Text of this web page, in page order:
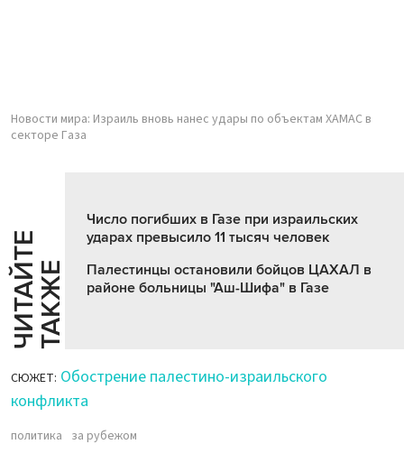
Новости мира: Израиль вновь нанес удары по объектам ХАМАС в
секторе Газа
Ч
И
Т
АЙ
Т
Е
Т
А
К
ЖЕ
Число погибших в Газе при израильских
ударах превысило 11 тысяч человек
Палестинцы остановили бойцов ЦАХАЛ в
районе больницы "Аш-Шифа" в Газе
СЮЖЕТ: Обострение палестино-израильского
конфликта
политика за рубежом